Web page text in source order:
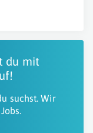
du mit
suchst. Wir